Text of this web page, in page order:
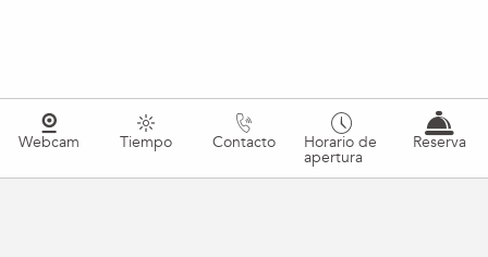
Webcam Tiempo Contacto Horario de
apertura
Reserva